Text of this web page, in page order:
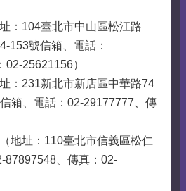
：104臺北市中山區松江路
153號信箱、電話：
25621156）
：231新北市新店區中華路74
箱、電話：02-29177777、傳
地址：110臺北市信義區松仁
87897548、傳真：02-